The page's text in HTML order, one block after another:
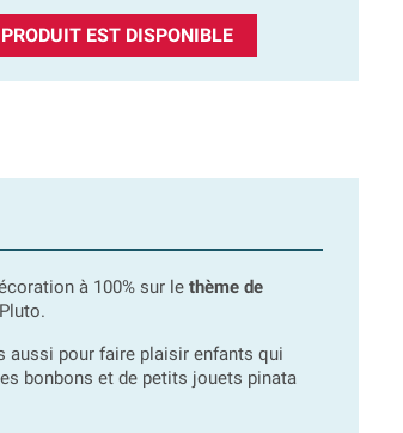
EST DISPONIBLE
à 100% sur le thème de
aussi pour faire plaisir enfants qui
bonbons et de petits jouets pinata